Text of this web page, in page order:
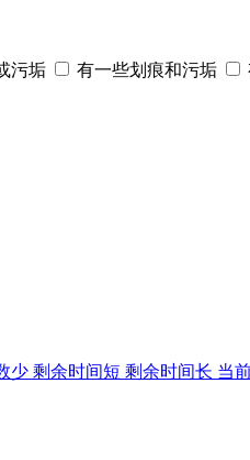
污垢 有一些划痕和污垢
少 剩余时间短 剩余时间长 当